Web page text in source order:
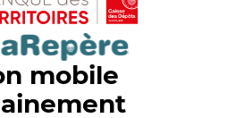
mobile